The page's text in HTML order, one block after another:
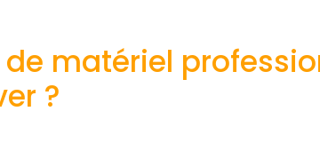
matériel
?